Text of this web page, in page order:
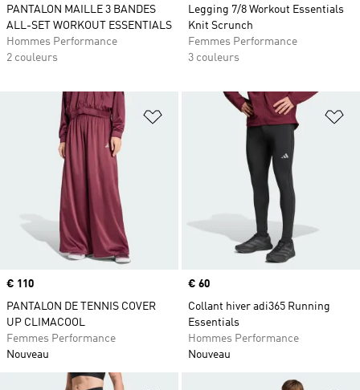
PANTALON MAILLE 3 BANDES
ALL-SET WORKOUT ESSENTIALS
Hommes Performance
2 couleurs
Legging 7/8 Workout Essentials
Knit Scrunch
Femmes Performance
3 couleurs
Ajouter à la Liste de produits
Prix
€ 110
PANTALON DE TENNIS COVER
UP CLIMACOOL
Femmes Performance
Nouveau
Prix
€ 60
Collant hiver adi365 Running
Essentials
Hommes Performance
Nouveau